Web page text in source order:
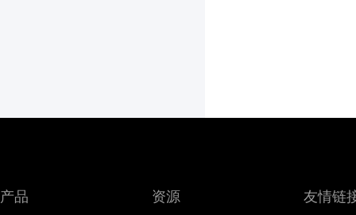
产品 资源 友情链